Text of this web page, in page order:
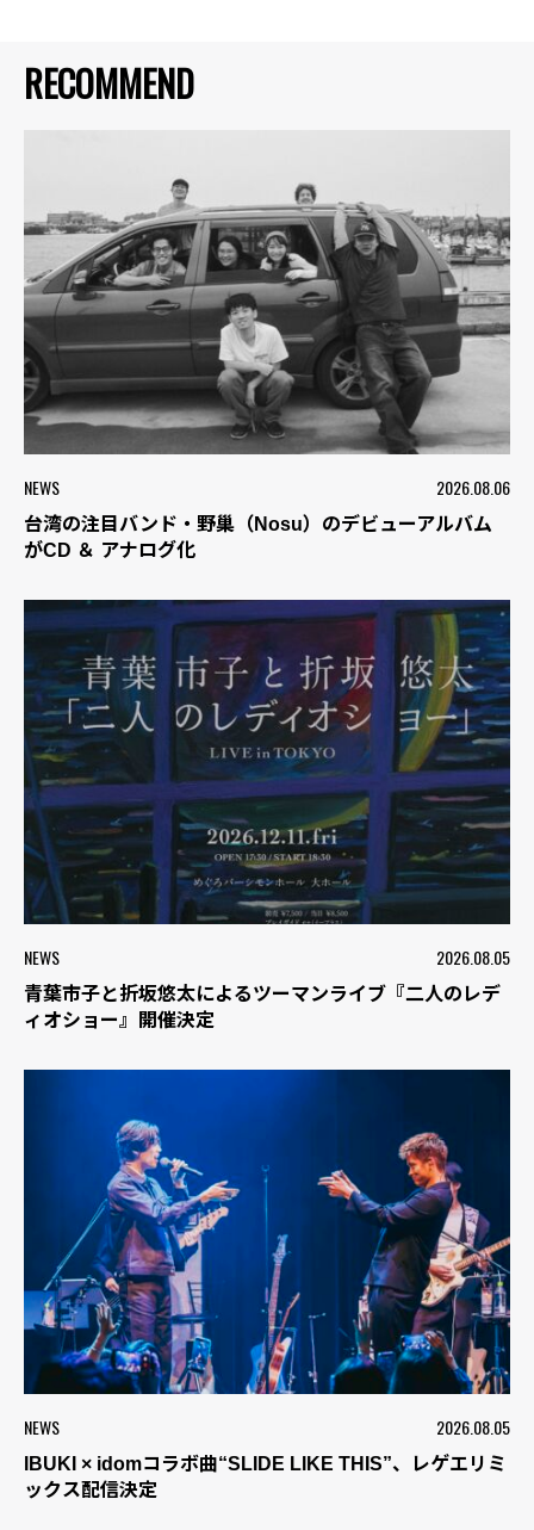
RECOMMEND
NEWS 2026.08.06
台湾の注目バンド・野巢（Nosu）のデビューアルバム
がCD ＆ アナログ化
NEWS 2026.08.05
青葉市子と折坂悠太によるツーマンライブ『二人のレデ
ィオショー』開催決定
NEWS 2026.08.05
IBUKI × idomコラボ曲“SLIDE LIKE THIS”、レゲエリミ
ックス配信決定